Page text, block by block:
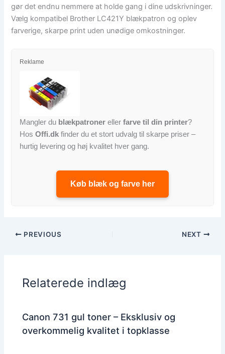
gør det endnu nemmere at holde gang i dine udskrivninger.
Vælg kompatibel Brother LC421Y blækpatron og oplev
farverige, skarpe print uden unødige omkostninger.
Reklame
Mangler du blækpatroner ellerfarve til din printer?
HosOffi.dk finder du et stort udvalg til skarpe priser –
hurtig levering og høj kvalitet hver gang.
Køb blæk og farve her
PREVIOUS NEXT
Relaterede indlæg
Canon 731 gul toner – Eksklusiv og
overkommelig kvalitet i topklasse